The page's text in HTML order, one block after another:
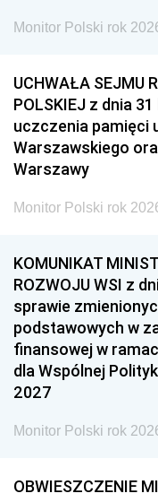
Monitor Polski rok
UCHWAŁA SEJMU
POLSKIEJ z dnia
uczczenia pamięci
Warszawskiego
Warszawy
Monitor Polski rok
KOMUNIKAT
ROZWOJU WSI z
sprawie
podstawowych w
finansowej w
dla Wspólnej
2027
Monitor Polski rok
OBWIESZCZENIE